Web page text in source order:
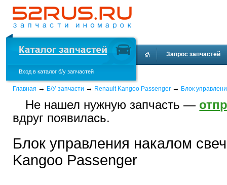
Вход в каталог б/у запчастей
Запрос запчастей
Главная → Б/У запчасти → Renault Kangoo Passenger → Блок
Не нашел нужную запчасть —
вдруг появилась.
Блок управления накалом
Kangoo Passenger